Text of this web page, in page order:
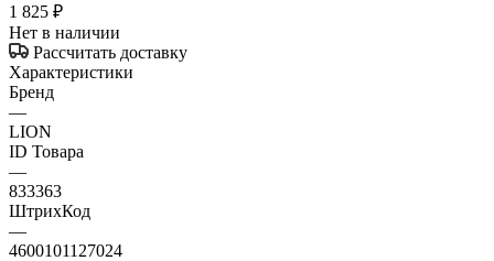
1 825 ₽
Нет в наличии
Рассчитать доставку
Характеристики
Бренд
—
LION
ID Товара
—
833363
ШтрихКод
—
4600101127024